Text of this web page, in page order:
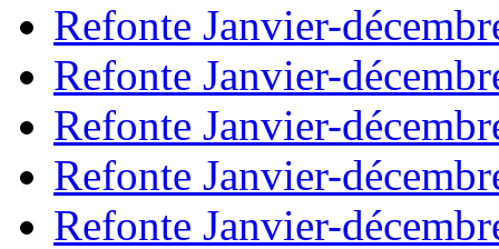
Refonte Janvier-
Refonte Janvier-
Refonte Janvier-
Refonte Janvier-
Refonte Janvier-